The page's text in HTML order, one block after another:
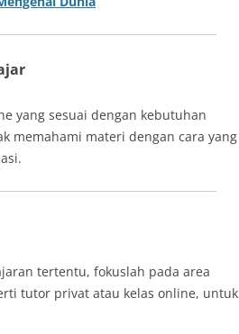
yang sesuai dengan kebutuhan
memahami materi dengan cara yang
tertentu, fokuslah pada area
tutor privat atau kelas online, untuk